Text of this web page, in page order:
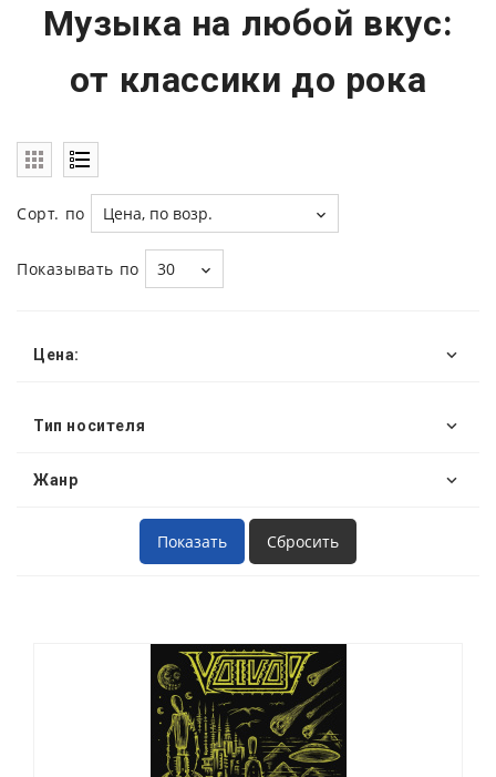
Музыка на любой вкус:
от классики до рока
Сорт. по Цена, по возр.
Показывать по 30
Цена:
Тип носителя
Жанр